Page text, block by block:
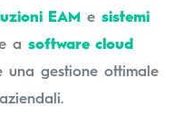
EAM e sistemi
a software cloud
gestione ottimale